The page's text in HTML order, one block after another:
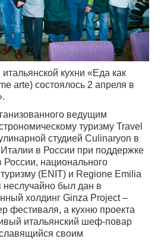
кухни «Еда как
arte) состоялось 2 апреля в
ведущим
туризму Travel
студией Culinaryon в
в России при поддержке
России, национального
(ENIT) и Regione Emilia
был дан в
холдинг Ginza Project –
фестиваля, а кухню проекта
итальянский шеф-повар
своим